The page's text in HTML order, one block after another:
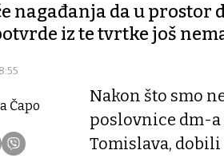
nagađanja da u
iz te tvrtke još
Čapo
Nakon što smo
poslovnice dm-a
Tomislava,